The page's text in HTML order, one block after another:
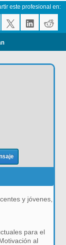
este profesional en:
y jóvenes,
para el
al